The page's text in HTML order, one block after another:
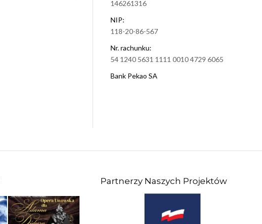
146261316
NIP:
118-20-86-567
Nr. rachunku:
54 1240 5631 1111 0010 4729 6065
Bank Pekao SA
Partnerzy Naszych Projektów